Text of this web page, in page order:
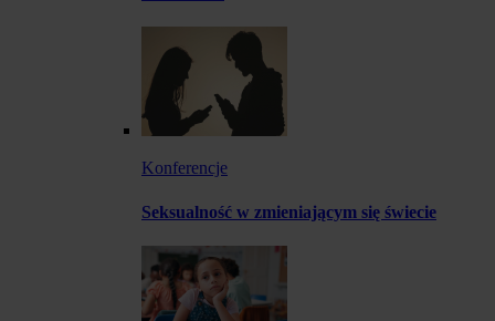
Konferencje
Seksualność w zmieniającym się świecie